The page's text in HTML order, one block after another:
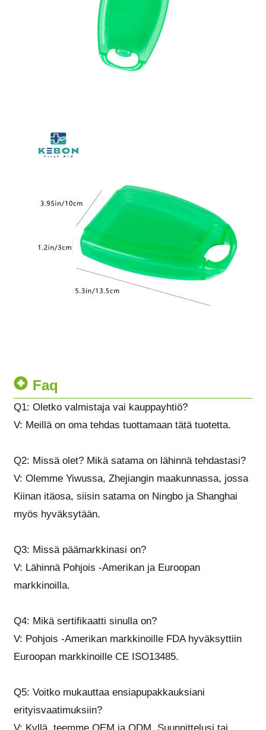
Faq
Q1: Oletko valmistaja vai kauppayhtiö?
V: Meillä on oma tehdas tuottamaan tätä tuotetta.
Q2: Missä olet? Mikä satama on lähinnä tehdastasi?
V: Olemme Yiwussa, Zhejiangin maakunnassa, jossa
Kiinan itäosa, siisin satama on Ningbo ja Shanghai
myös hyväksytään.
Q3: Missä päämarkkinasi on?
V: Lähinnä Pohjois -Amerikan ja Euroopan
markkinoilla.
Q4: Mikä sertifikaatti sinulla on?
V: Pohjois -Amerikan markkinoille FDA hyväksyttiin
Euroopan markkinoille CE ISO13485.
Q5: Voitko mukauttaa ensiapupakkauksiani
erityisvaatimuksiin?